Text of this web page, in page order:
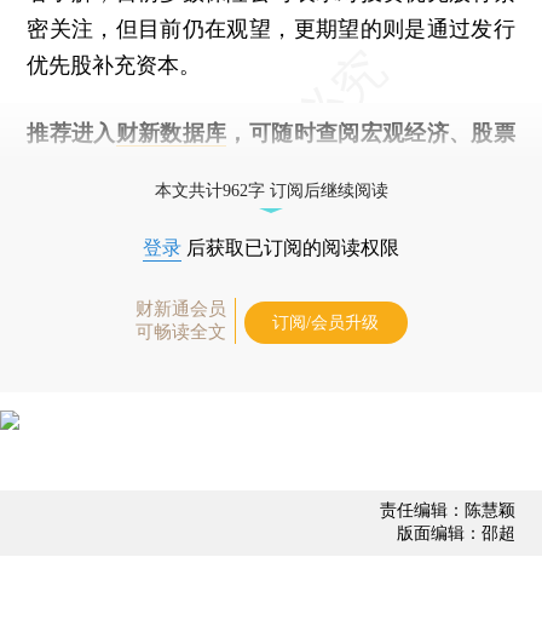
密关注，但目前仍在观望，更期望的则是通过发行
优先股补充资本。
推荐进入 财新数据库 ，可随时查阅宏观经济、股票
本文共计962字 订阅后继续阅读
登录 后获取已订阅的阅读权限
财新通会员
可畅读全文
订阅/会员升级
责任编辑：陈慧颖
版面编辑：邵超